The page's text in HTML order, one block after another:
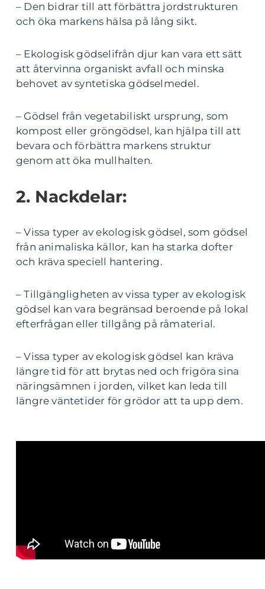
– Den bidrar till att förbättra jordstrukturen
och öka markens hälsa på lång sikt.
– Ekologisk gödselifrån djur kan vara ett sätt
att återvinna organiskt avfall och minska
behovet av syntetiska gödselmedel.
– Gödsel från vegetabiliskt ursprung, som
kompost eller gröngödsel, kan hjälpa till att
bevara och förbättra markens struktur
genom att öka mullhalten.
2. Nackdelar:
– Vissa typer av ekologisk gödsel, som gödsel
från animaliska källor, kan ha starka dofter
och kräva speciell hantering.
– Tillgängligheten av vissa typer av ekologisk
gödsel kan vara begränsad beroende på lokal
efterfrågan eller tillgång på råmaterial.
– Vissa typer av ekologisk gödsel kan kräva
längre tid för att brytas ned och frigöra sina
näringsämnen i jorden, vilket kan leda till
längre väntetider för grödor att ta upp dem.